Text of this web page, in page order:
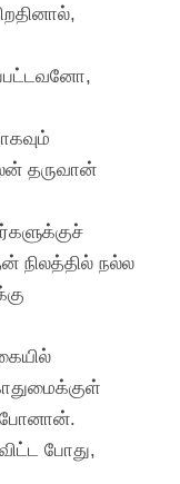
தருவான்
நிலத்தில் நல்ல
போனான்.
போது,